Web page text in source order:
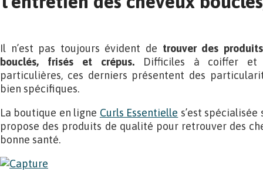
Il n’est pas toujours évident de trouver des
bouclés, frisés et crépus.Difficiles à coiffer et
particulières, ces derniers présentent des
bien spécifiques.
La boutique en ligne Curls Essentielle s’est
propose des produits de qualité pour retrouver des
bonne santé.